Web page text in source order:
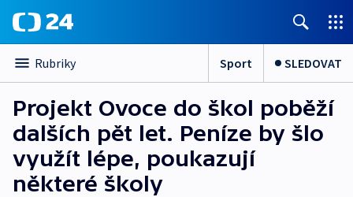
Rubriky Sport SLEDOVAT
Projekt Ovoce do škol poběží
dalších pět let. Peníze by šlo
využít lépe, poukazují
některé školy